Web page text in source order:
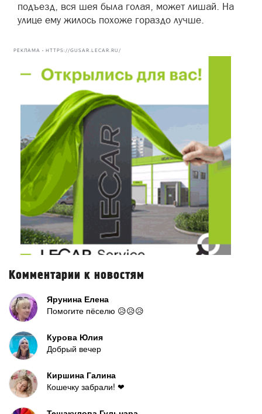
подъезд, вся шея была голая, может лишай. На
улице ему жилось похоже гораздо лучше.
РЕКЛАМА • HTTPS://GUSAR.LECAR.RU/
Комментарии к новостям
Ярунина Елена
Помогите пёселю 😥😥😥
Курова Юлия
Добрый вечер
Киршина Галина
Кошечку забрали! ❤